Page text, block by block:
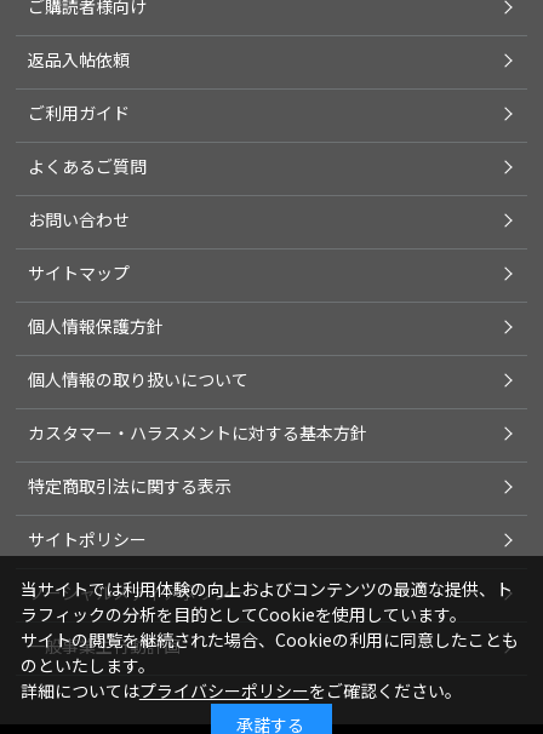
ご購読者様向け
返品入帖依頼
ご利用ガイド
よくあるご質問
お問い合わせ
サイトマップ
個人情報保護方針
個人情報の取り扱いについて
カスタマー・ハラスメントに対する基本方針
特定商取引法に関する表示
サイトポリシー
ソーシャルメディアポリシー
一般事業主行動計画
当サイトでは利用体験の向上およびコンテンツの最適な提供、ト
ラフィックの分析を目的としてCookieを使用しています。
サイトの閲覧を継続された場合、Cookieの利用に同意したことも
のといたします。
詳細についてはプライバシーポリシーをご確認ください。
承諾する